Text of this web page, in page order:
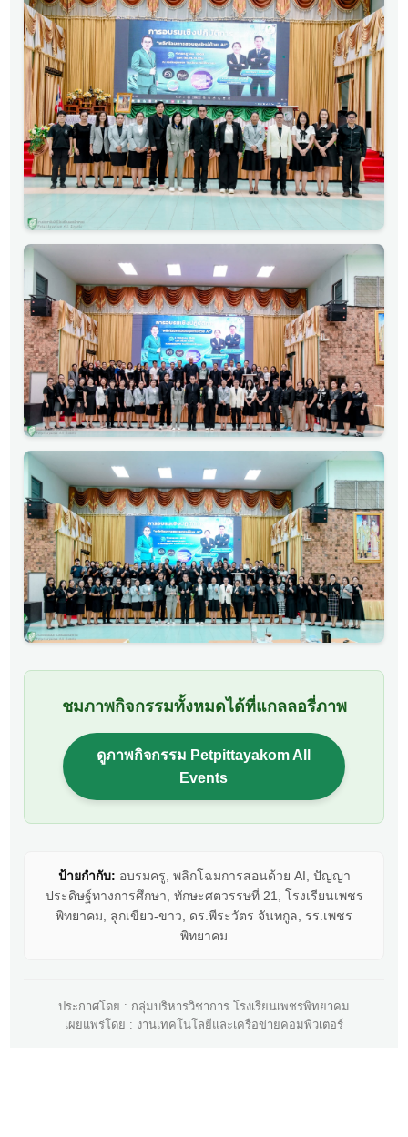
ชมภาพกิจกรรมทั้งหมดได้ที่แกลลอรี่ภาพ
ดูภาพกิจกรรม Petpittayakom All
Events
ป้ายกำกับ: อบรมครู, พลิกโฉมการสอนด้วย AI, ปัญญา
ประดิษฐ์ทางการศึกษา, ทักษะศตวรรษที่ 21, โรงเรียนเพชร
พิทยาคม, ลูกเขียว-ขาว, ดร.พีระวัตร จันทกูล, รร.เพชร
พิทยาคม
ประกาศโดย : กลุ่มบริหารวิชาการ โรงเรียนเพชรพิทยาคม
เผยแพร่โดย : งานเทคโนโลยีและเครือข่ายคอมพิวเตอร์